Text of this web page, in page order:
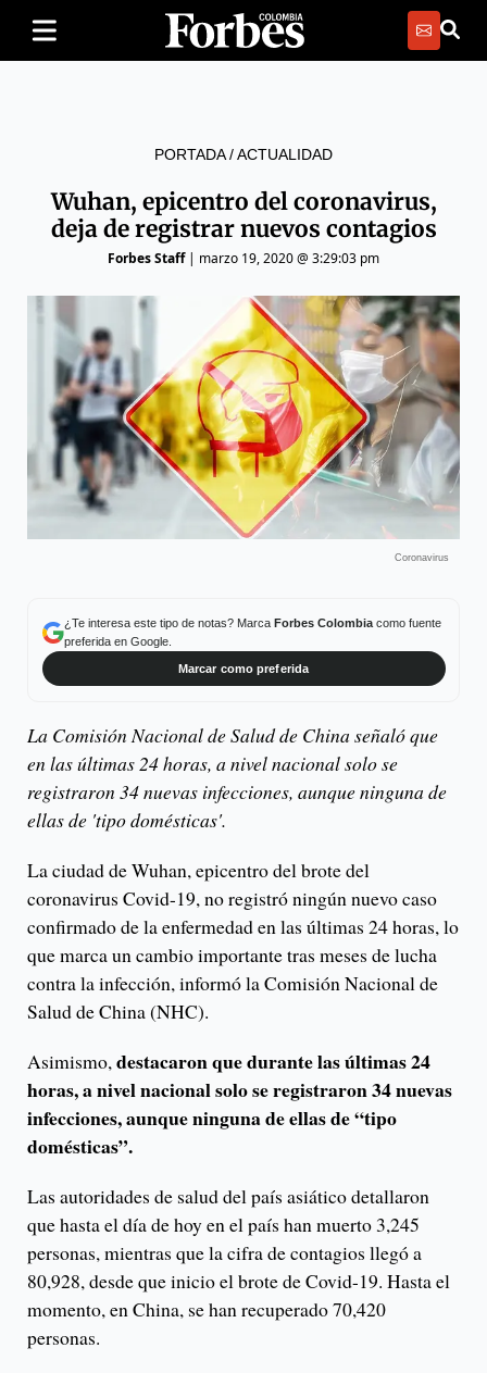
PORTADA/ACTUALIDAD
Wuhan, epicentro del coronavirus,
deja de registrar nuevos contagios
Forbes Staff| marzo 19, 2020 @ 3:29:03 pm
Coronavirus
¿Te interesa este tipo de notas? Marca Forbes Colombiacomo fuente
preferida en Google.
Marcar como preferida
La Comisión Nacional de Salud de China señaló que
en las últimas 24 horas, a nivel nacional solo se
registraron 34 nuevas infecciones, aunque ninguna de
ellas de 'tipo domésticas'.
La ciudad de Wuhan, epicentro del brote del
coronavirus Covid-19, no registró ningún nuevo caso
confirmado de la enfermedad en las últimas 24 horas, lo
que marca un cambio importante tras meses de lucha
contra la infección, informó la Comisión Nacional de
Salud de China (NHC).
Asimismo,destacaron que durante las últimas 24
horas, a nivel nacional solo se registraron 34 nuevas
infecciones, aunque ninguna de ellas de “tipo
domésticas”.
Las autoridades de salud del país asiático detallaron
que hasta el día de hoy en el país han muerto 3,245
personas, mientras que la cifra de contagios llegó a
80,928, desde que inicio el brote de Covid-19. Hasta el
momento, en China, se han recuperado 70,420
personas.